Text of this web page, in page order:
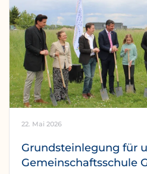
22. Mai 2026
Grundsteinlegung für
Gemeinschaftsschule